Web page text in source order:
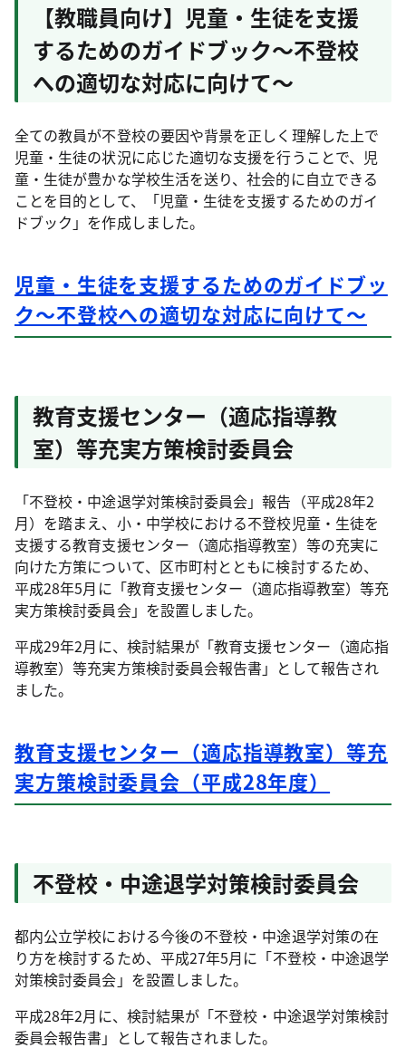
【教職員向け】児童・生徒を支援
するためのガイドブック～不登校
への適切な対応に向けて～
全ての教員が不登校の要因や背景を正しく理解した上で
児童・生徒の状況に応じた適切な支援を行うことで、児
童・生徒が豊かな学校生活を送り、社会的に自立できる
ことを目的として、「児童・生徒を支援するためのガイ
ドブック」を作成しました。
児童・生徒を支援するためのガイドブッ
ク～不登校への適切な対応に向けて～
教育支援センター（適応指導教
室）等充実方策検討委員会
「不登校・中途退学対策検討委員会」報告（平成28年2
月）を踏まえ、小・中学校における不登校児童・生徒を
支援する教育支援センター（適応指導教室）等の充実に
向けた方策について、区市町村とともに検討するため、
平成28年5月に「教育支援センター（適応指導教室）等充
実方策検討委員会」を設置しました。
平成29年2月に、検討結果が「教育支援センター（適応指
導教室）等充実方策検討委員会報告書」として報告され
ました。
教育支援センター（適応指導教室）等充
実方策検討委員会（平成28年度）
不登校・中途退学対策検討委員会
都内公立学校における今後の不登校・中途退学対策の在
り方を検討するため、平成27年5月に「不登校・中途退学
対策検討委員会」を設置しました。
平成28年2月に、検討結果が「不登校・中途退学対策検討
委員会報告書」として報告されました。